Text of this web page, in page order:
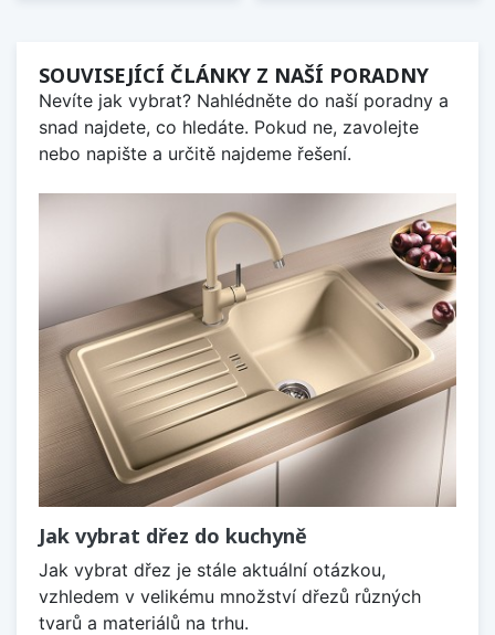
SOUVISEJÍCÍ ČLÁNKY Z NAŠÍ PORADNY
Nevíte jak vybrat? Nahlédněte do naší poradny a
snad najdete, co hledáte. Pokud ne, zavolejte
nebo napište a určitě najdeme řešení.
Jak vybrat dřez do kuchyně
Jak vybrat dřez je stále aktuální otázkou,
vzhledem v velikému množství dřezů různých
tvarů a materiálů na trhu.